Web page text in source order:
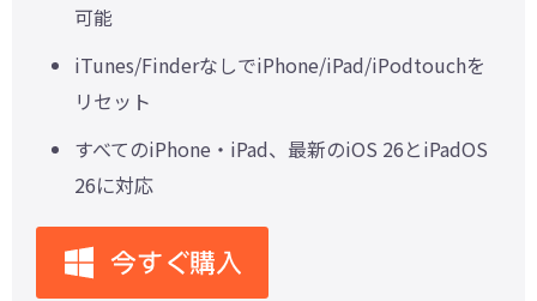
可能
iTunes/FinderなしでiPhone/iPad/iPodtouchを
リセット
すべてのiPhone・iPad、最新のiOS 26とiPadOS
26に対応